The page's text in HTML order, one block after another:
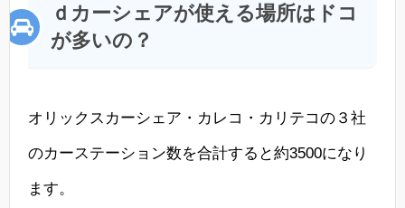
ｄカーシェアが使える場所はドコ
が多いの？
オリックスカーシェア・カレコ・カリテコの３社
のカーステーション数を合計すると約3500になり
ます。